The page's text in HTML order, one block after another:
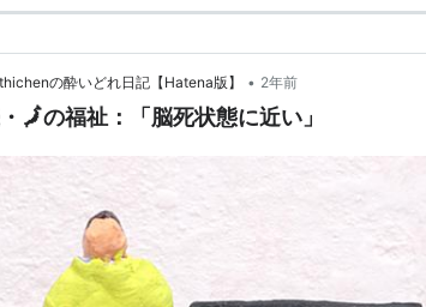
の酔いどれ日記【Hatena版】 • 2年前
🗾の福祉：「脳死状態に近い」